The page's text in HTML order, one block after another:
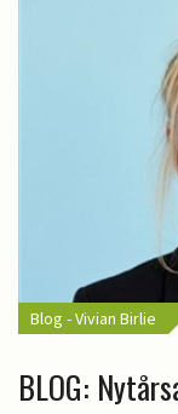
Blog - Vivian Birlie
BLOG: